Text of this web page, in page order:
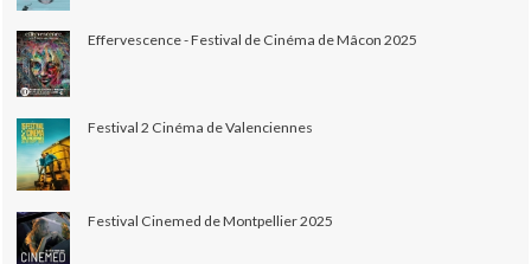
Effervescence - Festival de Cinéma de Mâcon 2025
Festival 2 Cinéma de Valenciennes
Festival Cinemed de Montpellier 2025